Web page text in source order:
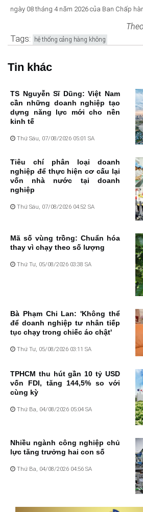
ngày 08 tháng 4 năm 2026 của Ban Chấp
Tags: hệ thống cảng hàng không
Tin khác
TS Nguyễn Sĩ Dũng: Việt Nam
cần những doanh nghiệp tạo
dựng năng lực mới cho nền
kinh tế
Thứ Sáu, 07/08/2026 05:01 SA
Tiêu chí phân loại doanh
nghiệp để thực hiện cơ cấu lại
vốn nhà nước tại doanh
nghiệp
Thứ Sáu, 07/08/2026 04:52 SA
Mã số vùng trồng: Chuẩn hóa
thay vì chạy theo số lượng
Thứ Tư, 05/08/2026 03:38 SA
Bà Phạm Chi Lan: 'Không thể
để doanh nghiệp tư nhân tiếp
tục chạy trong chiếc áo chật'
Thứ Tư, 05/08/2026 03:11 SA
TPHCM thu hút gần 10 tỷ USD
vốn FDI, tăng 144,5% so với
cùng kỳ
Thứ Ba, 04/08/2026 05:04 SA
Nhiều ngành công nghiệp chủ
lực tăng trưởng hai con số
Thứ Ba, 04/08/2026 04:56 SA